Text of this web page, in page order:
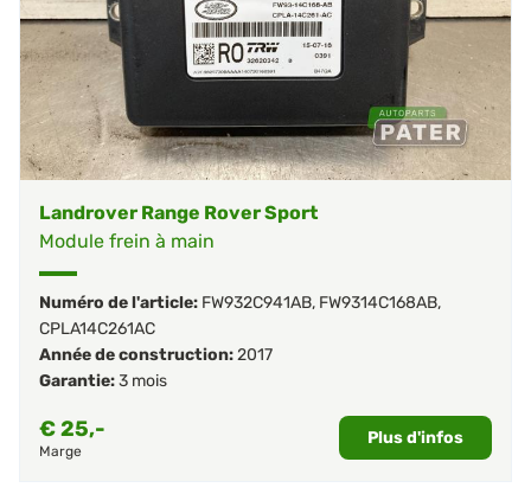
Landrover Range Rover Sport
Module frein à main
Numéro de l'article: FW932C941AB, FW9314C168AB,
CPLA14C261AC
Année de construction:2017
Garantie:3 mois
€25,-
Marge
Plus d'infos